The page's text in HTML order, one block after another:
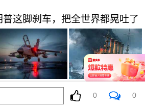
这脚刹车，把全世界都晃吐了
阅读 15580
0 0